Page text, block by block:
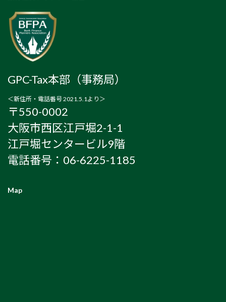
GPC-Tax本部（事務局）
＜新住所・電話番号 2021.5.1より＞
〒550-0002
大阪市西区江戸堀2-1-1
江戸堀センタービル9階
電話番号：06-6225-1185
Map